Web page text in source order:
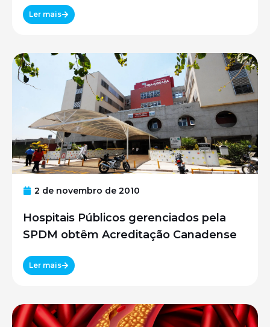
UNIFESP
Ler mais
2 de novembro de 2010
Hospitais Públicos gerenciados pela
SPDM obtêm Acreditação Canadense
Ler mais